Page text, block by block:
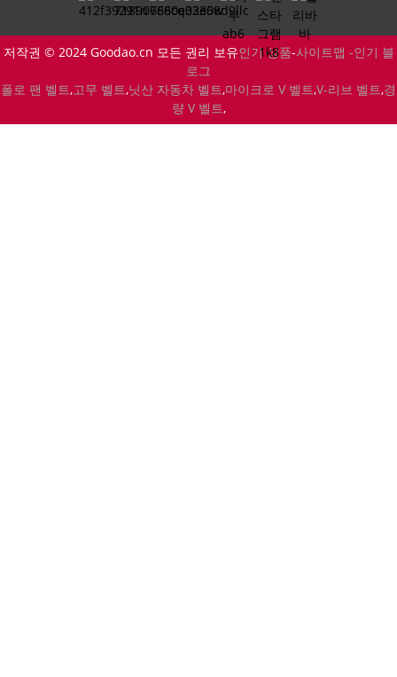
저작권 © 2024 Goodao.cn 모든 권리 보유인기 상품-사이트맵 -인기 블
로그
폴로 팬 벨트,고무 벨트,닛산 자동차 벨트,마이크로 V 벨트,V-리브 벨트,경
량 V 벨트,